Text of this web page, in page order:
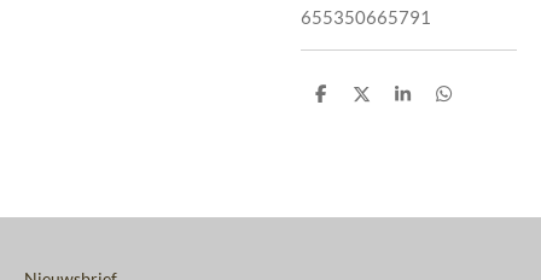
655350665791
D
D
S
D